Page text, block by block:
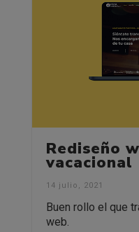
Rediseño
vacacional
14 julio, 2021
Buen rollo el que
web.